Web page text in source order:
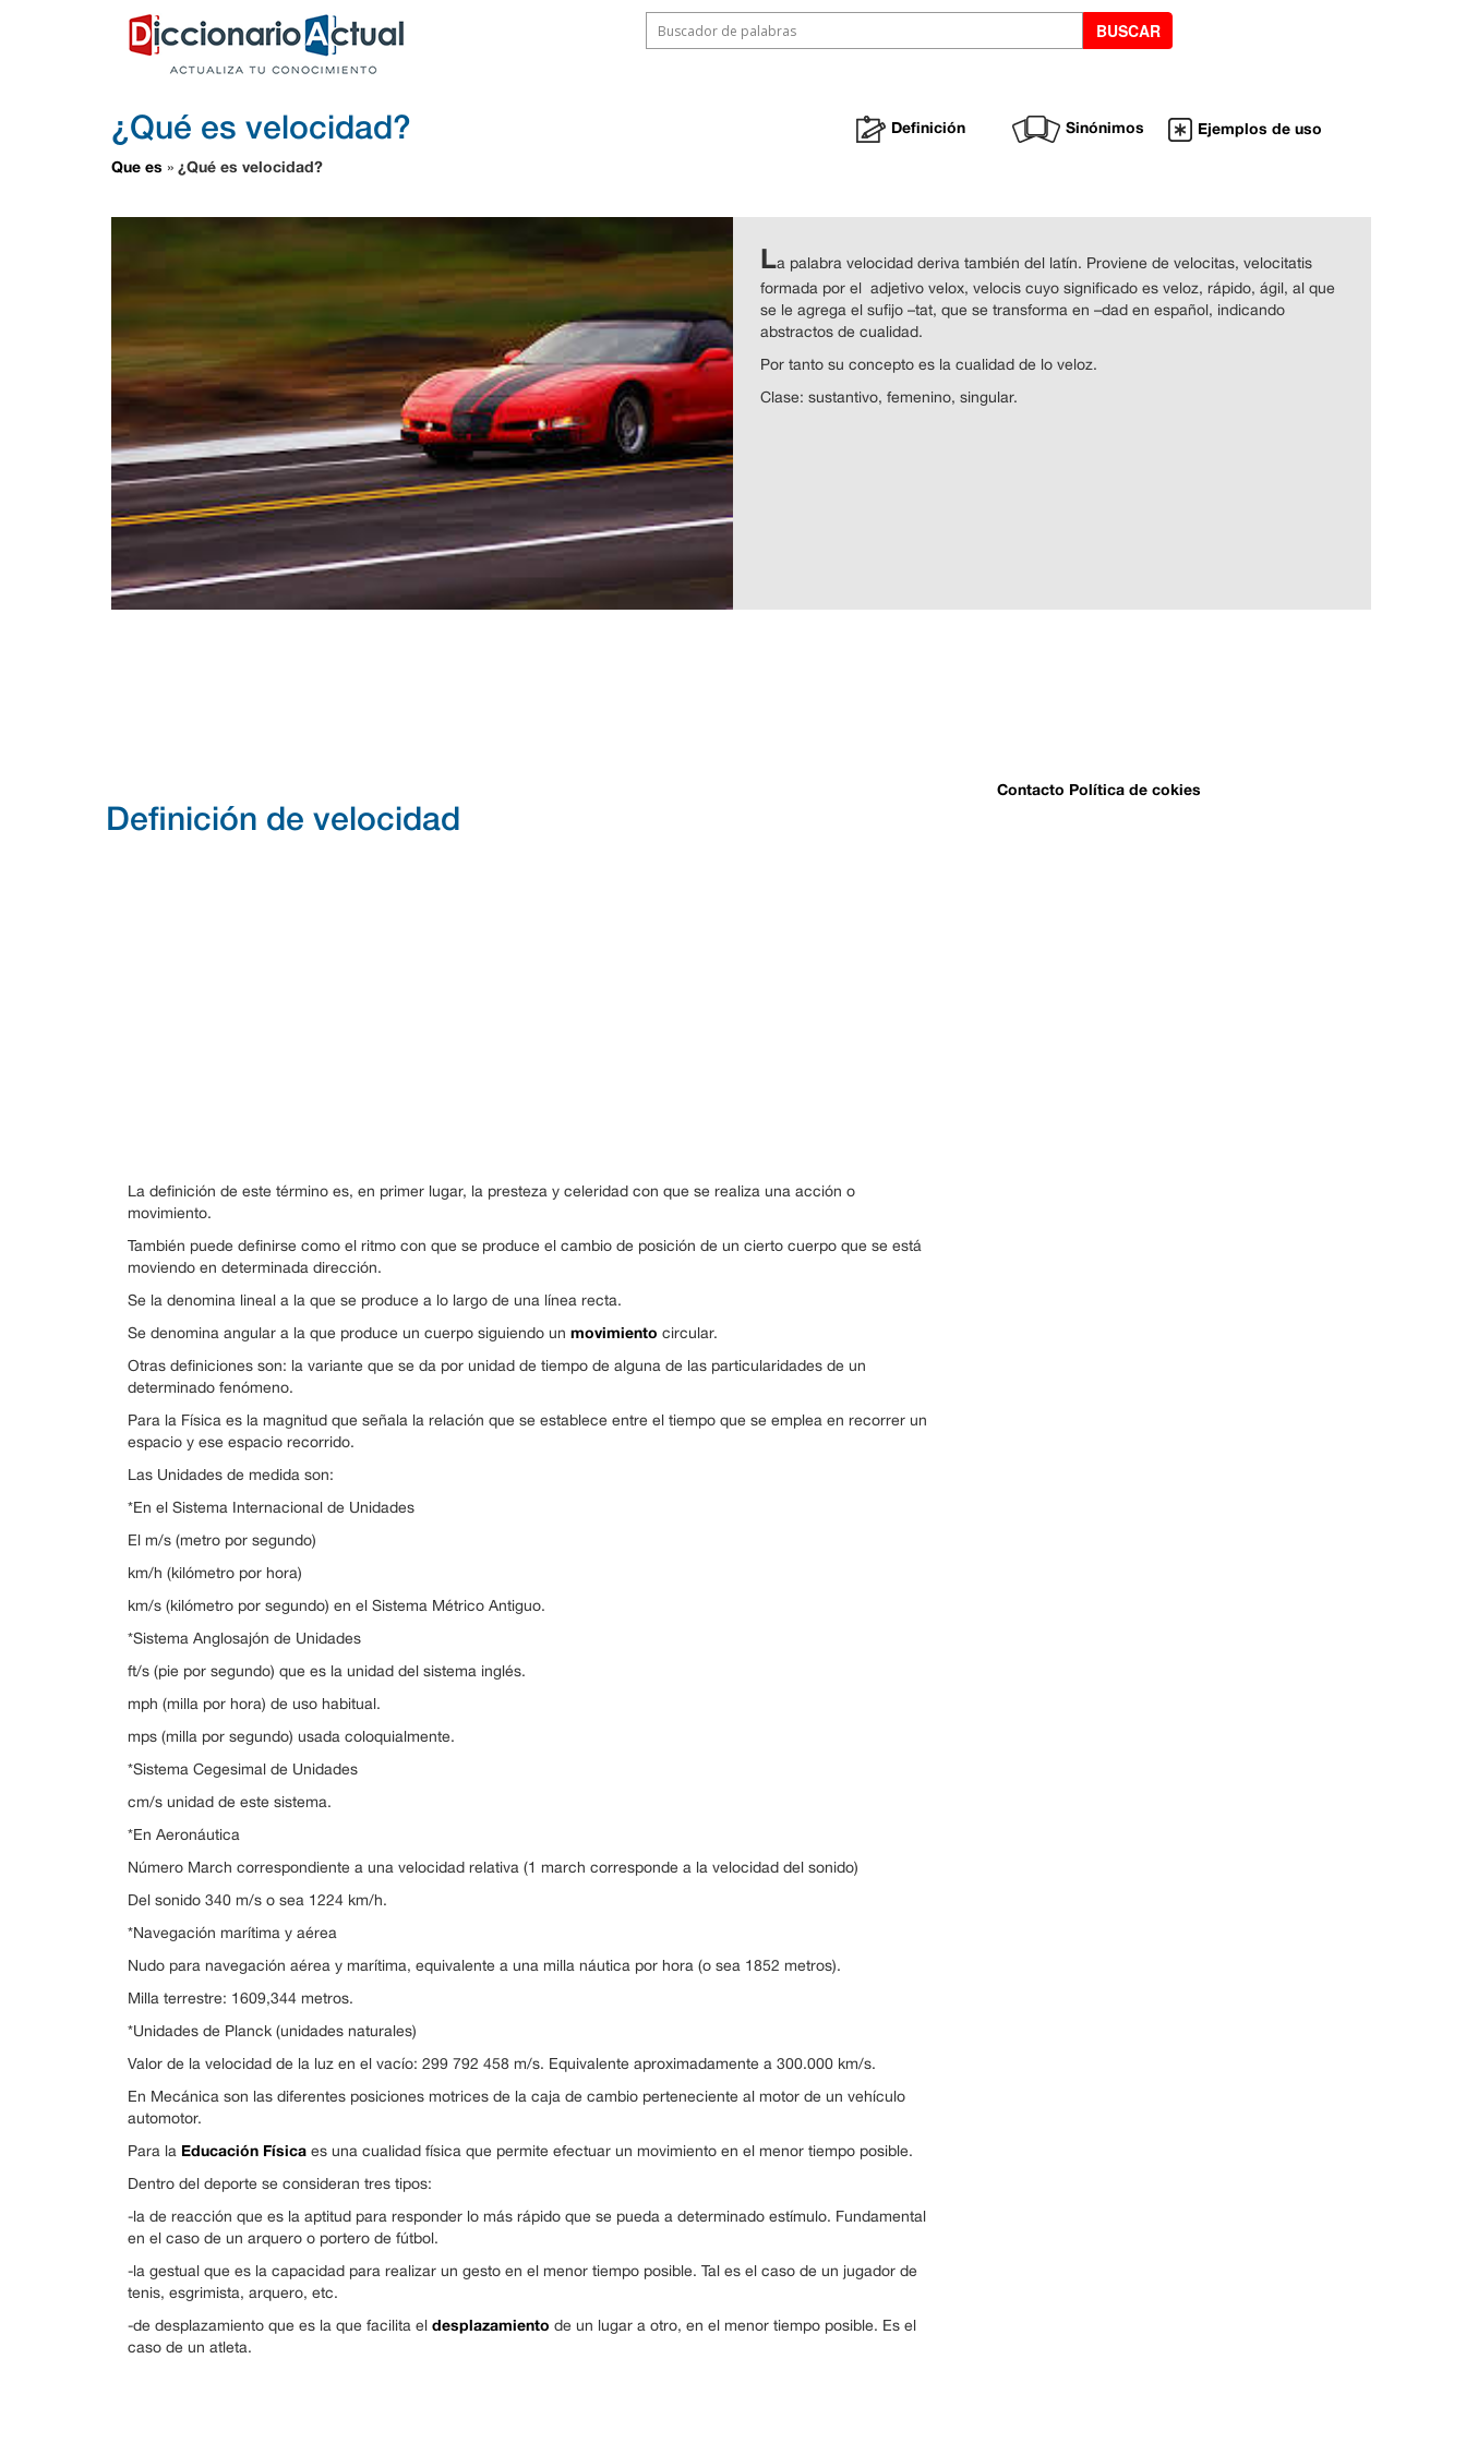
¿Qué es velocidad?
Que es » ¿Qué es velocidad?
Definición Sinónimos Ejemplos de uso
La palabra velocidad deriva también del latín. Proviene de velocitas, velocitatis
formada por el adjetivo velox, velocis cuyo significado es veloz, rápido, ágil, al que
se le agrega el sufijo –tat, que se transforma en –dad en español, indicando
abstractos de cualidad.
Por tanto su concepto es la cualidad de lo veloz.
Clase: sustantivo, femenino, singular.
Definición de velocidad
La definición de este término es, en primer lugar, la presteza y celeridad con que se realiza una acción o
movimiento.
También puede definirse como el ritmo con que se produce el cambio de posición de un cierto cuerpo que se está
moviendo en determinada dirección.
Se la denomina lineal a la que se produce a lo largo de una línea recta.
Se denomina angular a la que produce un cuerpo siguiendo un movimiento circular.
Otras definiciones son: la variante que se da por unidad de tiempo de alguna de las particularidades de un
determinado fenómeno.
Para la Física es la magnitud que señala la relación que se establece entre el tiempo que se emplea en recorrer un
espacio y ese espacio recorrido.
Las Unidades de medida son:
*En el Sistema Internacional de Unidades
El m/s (metro por segundo)
km/h (kilómetro por hora)
km/s (kilómetro por segundo) en el Sistema Métrico Antiguo.
*Sistema Anglosajón de Unidades
ft/s (pie por segundo) que es la unidad del sistema inglés.
mph (milla por hora) de uso habitual.
mps (milla por segundo) usada coloquialmente.
*Sistema Cegesimal de Unidades
cm/s unidad de este sistema.
*En Aeronáutica
Número March correspondiente a una velocidad relativa (1 march corresponde a la velocidad del sonido)
Del sonido 340 m/s o sea 1224 km/h.
*Navegación marítima y aérea
Nudo para navegación aérea y marítima, equivalente a una milla náutica por hora (o sea 1852 metros).
Milla terrestre: 1609,344 metros.
*Unidades de Planck (unidades naturales)
Valor de la velocidad de la luz en el vacío: 299 792 458 m/s. Equivalente aproximadamente a 300.000 km/s.
En Mecánica son las diferentes posiciones motrices de la caja de cambio perteneciente al motor de un vehículo
automotor.
Para la Educación Física es una cualidad física que permite efectuar un movimiento en el menor tiempo posible.
Dentro del deporte se consideran tres tipos:
-la de reacción que es la aptitud para responder lo más rápido que se pueda a determinado estímulo. Fundamental
en el caso de un arquero o portero de fútbol.
-la gestual que es la capacidad para realizar un gesto en el menor tiempo posible. Tal es el caso de un jugador de
tenis, esgrimista, arquero, etc.
-de desplazamiento que es la que facilita el desplazamiento de un lugar a otro, en el menor tiempo posible. Es el
caso de un atleta.
Contacto Política de cokies